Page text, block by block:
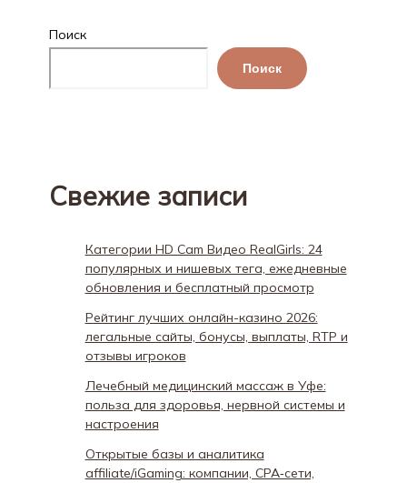
Поиск
Поиск
Свежие записи
Категории HD Cam Видео RealGirls: 24
популярных и нишевых тега, ежедневные
обновления и бесплатный просмотр
Рейтинг лучших онлайн-казино 2026:
легальные сайты, бонусы, выплаты, RTP и
отзывы игроков
Лечебный медицинский массаж в Уфе:
польза для здоровья, нервной системы и
настроения
Открытые базы и аналитика
affiliate/iGaming: компании, CPA‑сети,